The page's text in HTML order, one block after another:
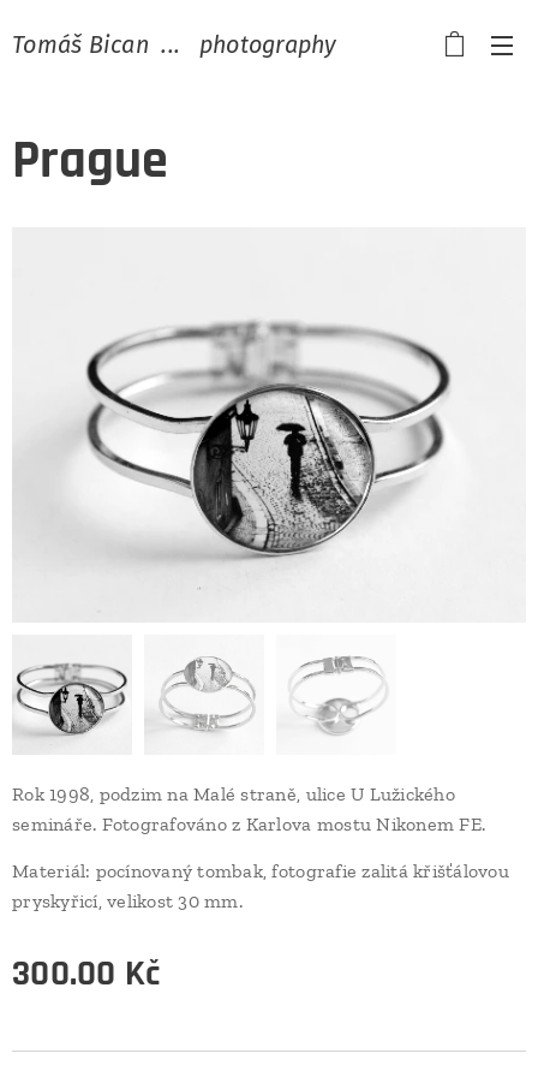
Tomáš Bican ... photography
Prague
Rok 1998, podzim na Malé straně, ulice U Lužického
semináře. Fotografováno z Karlova mostu Nikonem FE.
Materiál: pocínovaný tombak, fotografie zalitá křišťálovou
pryskyřicí, velikost 30 mm.
300.00 Kč